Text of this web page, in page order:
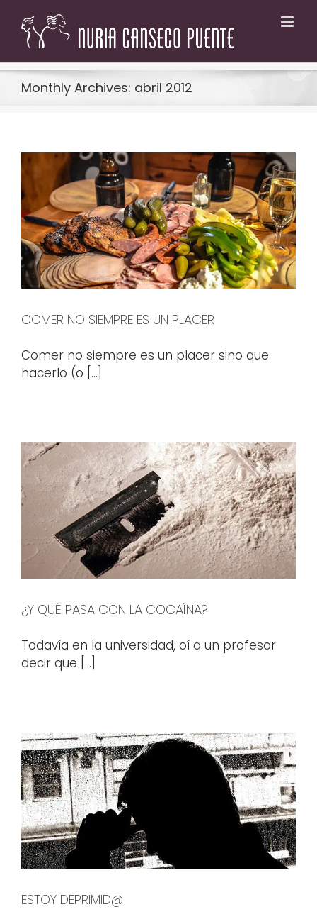
content
Monthly Archives: abril 2012
COMER NO SIEMPRE ES UN PLACER
Comer no siempre es un placer sino que
hacerlo (o [...]
¿Y QUÉ PASA CON LA COCAÍNA?
Todavía en la universidad, oí a un profesor
decir que [...]
ESTOY DEPRIMID@